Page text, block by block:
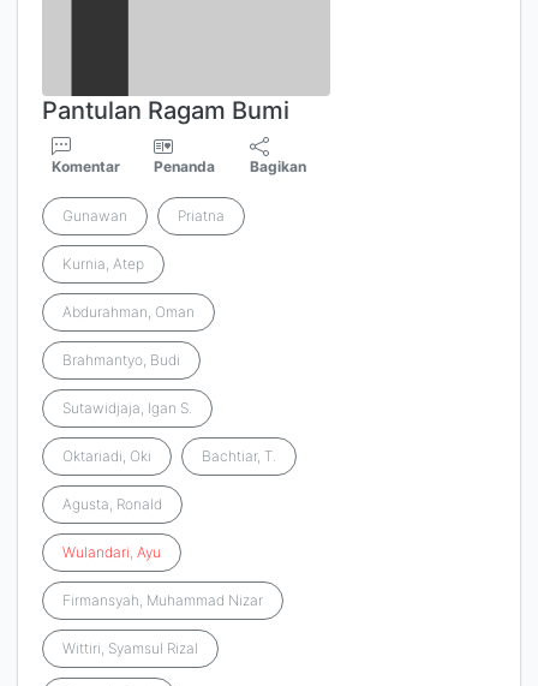
Pantulan Ragam Bumi
Komentar Penanda Bagikan
Gunawan Priatna
Kurnia, Atep
Abdurahman, Oman
Brahmantyo, Budi
Sutawidjaja, Igan S.
Oktariadi, Oki Bachtiar, T.
Agusta, Ronald
Wulandari, Ayu
Firmansyah, Muhammad Nizar
Wittiri, Syamsul Rizal